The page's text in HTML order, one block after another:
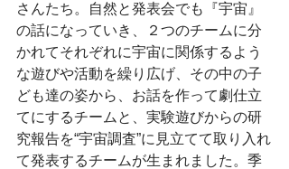
さんたち。自然と発表会でも『宇宙』
の話になっていき、２つのチームに分
かれてそれぞれに宇宙に関係するよう
な遊びや活動を繰り広げ、その中の子
ども達の姿から、お話を作って劇仕立
てにするチームと、実験遊びからの研
究報告を“宇宙調査”に見立てて取り入れ
て発表するチームが生まれました。季